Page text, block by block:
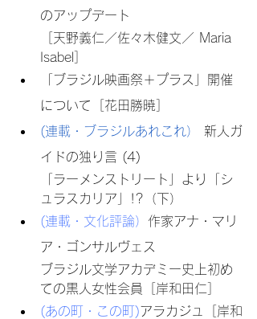
のアップデート
［天野義仁／佐々木健文／ Maria
Isabel］
「ブラジル映画祭＋プラス」開催
について［花田勝暁］
(連載・ブラジルあれこれ ）
新人ガ
イドの独り言 (4)
「ラーメンストリート」より「シ
ュラスカリア」!?（下）
(連載・文化評論） 作家アナ・マリ
ア・ゴンサルヴェス
ブラジル文学アカデミー史上初め
ての黒人女性会員［岸和田仁］
(あの町・この町)アラカジュ［岸和